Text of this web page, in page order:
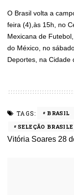
O Brasil volta a
feira (4),às 15h, no
Mexicana de
do México, no
Deportes, na Cidade
TAGS: BRASIL
SELEÇÃO
Vitória Soares 28